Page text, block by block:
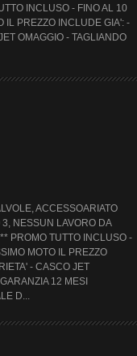
INCLUSO - FINO AL 10
IL PREZZO INCLUDE GIA': -
OMAGGIO - TAGLIANDO
ACCESSOARIATO
NESSUN LAVORO DA
PROMO TUTTO INCLUSO -
MOTO IL PREZZO
- CASCO JET
12 MESI
D...